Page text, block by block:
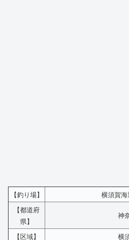
【釣り場】
横須賀
【都道府
県】
神
【区域】 横